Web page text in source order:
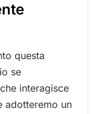
questa
se
interagisce
adotteremo un